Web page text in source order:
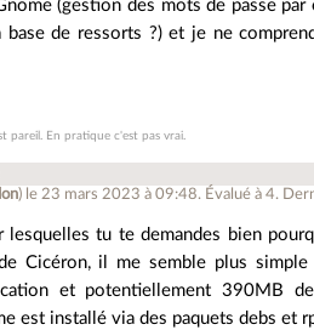
(gestion des mots de passe
base de ressorts ?) et je ne
pareil. En pratique c'est pas vrai.
) le 23 mars 2023 à 09:48. Évalué à4.
tu te demandes bien
Cicéron, il me semble plus
et potentiellement 390MB
est installé via des paquets debs et